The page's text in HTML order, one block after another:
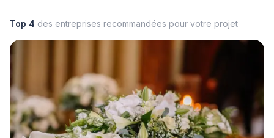
Top 4 des entreprises recommandées pour votre projet